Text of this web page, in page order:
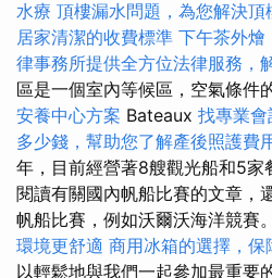
水療 頂樓漏水問題，為您解決頂
居家清潔的收費標準 下午茶外燴
律事務所提供全方位法律服務，
區是一個室內等候區，空氣條件
安養中心方案 Bateaux 找專業
多少錢，幫助您了解產後照護費
年，目前經營著8艘觀光船和5家
閱讀有關國內帆船比賽的文章，
帆船比賽，例如沃爾沃海洋競賽。
環境更舒適 商用冰箱的選擇，
以輕鬆地與我們一起參加最重要